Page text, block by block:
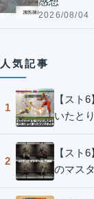
2026/08/04
人気記事
1
【スト6
いたと
2
【スト6
のマス